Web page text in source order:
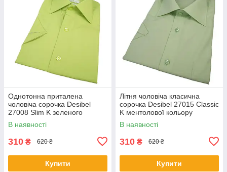
Однотонна приталена
чоловіча сорочка Desibel
27008 Slim K зеленого
кольору короткий рукав
В наявності
310 ₴ 620 ₴
Купити
Літня чоловіча класична
сорочка Desibel 27015 Classic
K ментолової кольору
В наявності
310 ₴ 620 ₴
Купити